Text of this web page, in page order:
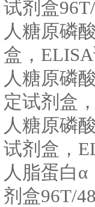
试剂盒
人糖原磷
盒，
人糖原磷
定试剂盒
人糖原磷
试剂盒，
人脂蛋白
剂盒96T/